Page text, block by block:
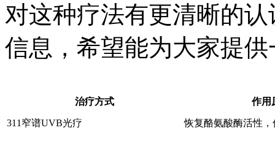
对这种疗法有更清晰的
信息，希望能为大家提
治疗方式 作用
311窄谱UVB光疗 恢复酪氨酸酶活性